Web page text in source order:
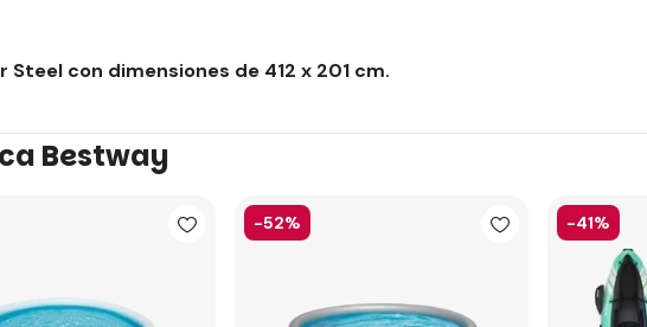
con dimensiones de 412 x 201 cm.
Bestway
-52% -41%